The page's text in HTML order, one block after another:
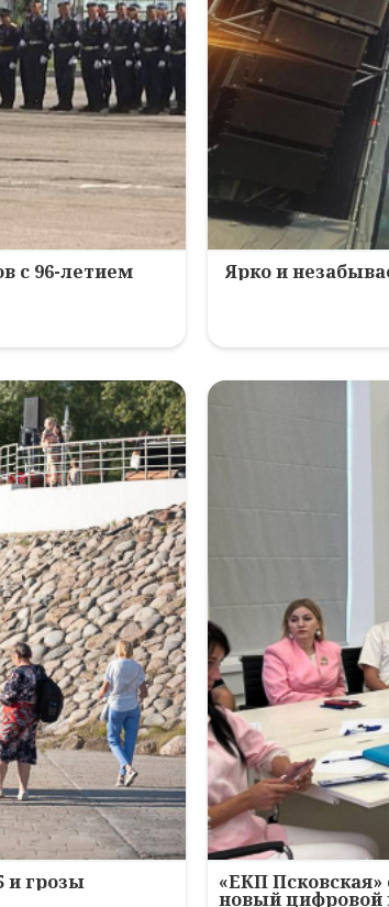
с 96-летием Ярко и
и грозы «ЕКП
новый цифровой